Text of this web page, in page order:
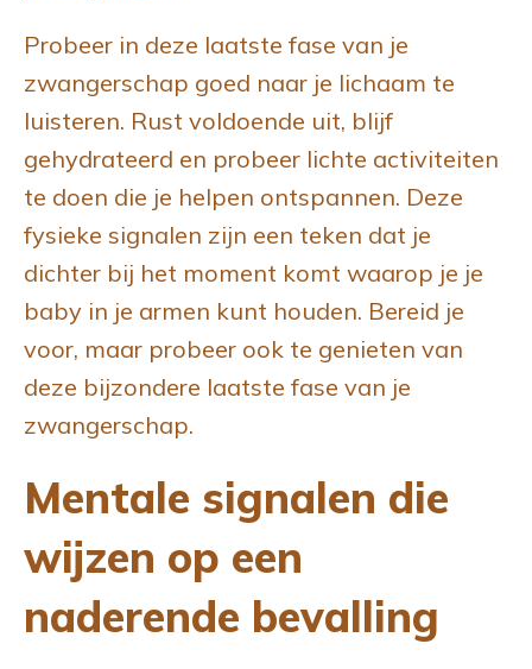
Probeer in deze laatste fase van je
zwangerschap goed naar je lichaam te
luisteren. Rust voldoende uit, blijf
gehydrateerd en probeer lichte activiteiten
te doen die je helpen ontspannen. Deze
fysieke signalen zijn een teken dat je
dichter bij het moment komt waarop je je
baby in je armen kunt houden. Bereid je
voor, maar probeer ook te genieten van
deze bijzondere laatste fase van je
zwangerschap.
Mentale signalen die
wijzen op een
naderende bevalling